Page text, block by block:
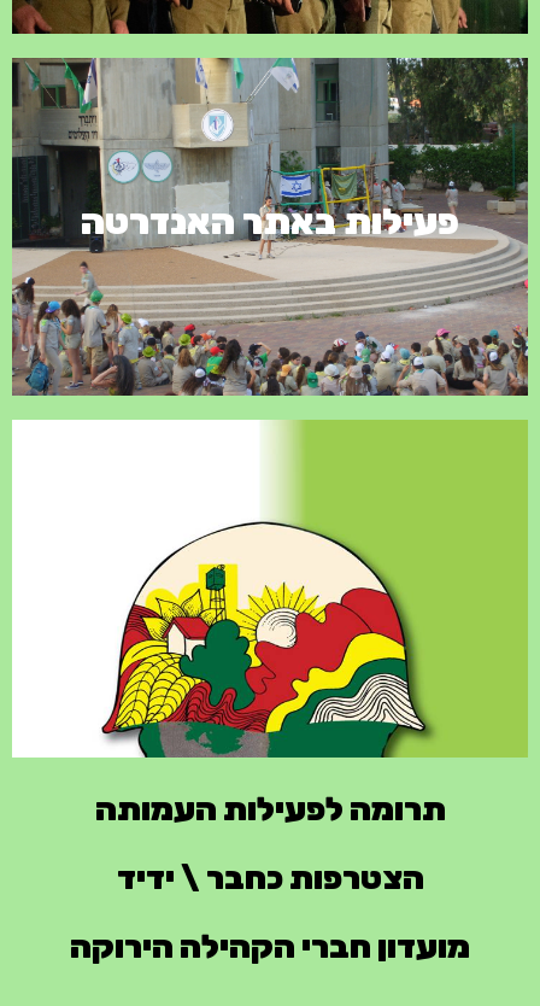
פעילות באתר האנדרטה
פעילות באתר האנדרטה
באתר ישנן פעילויות שוטפות של בתי ספר המגיעים במסגרת לימודית
של של"ח. בנוסף מגיעים אלינו תנועות נוער רבות לפעילויות השונות.
המרכז למורשת הנח"ל
הקמת המרכז למורשת הנח"ל באתר ההנצחה בפרדס חנה, יהווה
נידבך נוסף להנצחה ויספר את סיפור הנח"ל ומורשתו כיחידה צבאית
ייחודית המשלבת ביטחון והתיישבות.
תרומה לפעילות העמותה
הצטרפות כחבר \ ידיד
מועדון חברי הקהילה הירוקה